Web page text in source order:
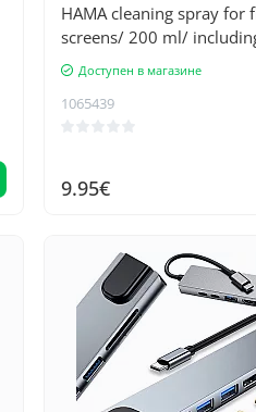
HAMA cleaning spray for
screens/ 200 ml/
Доступен в магазине
1065439
9.95€